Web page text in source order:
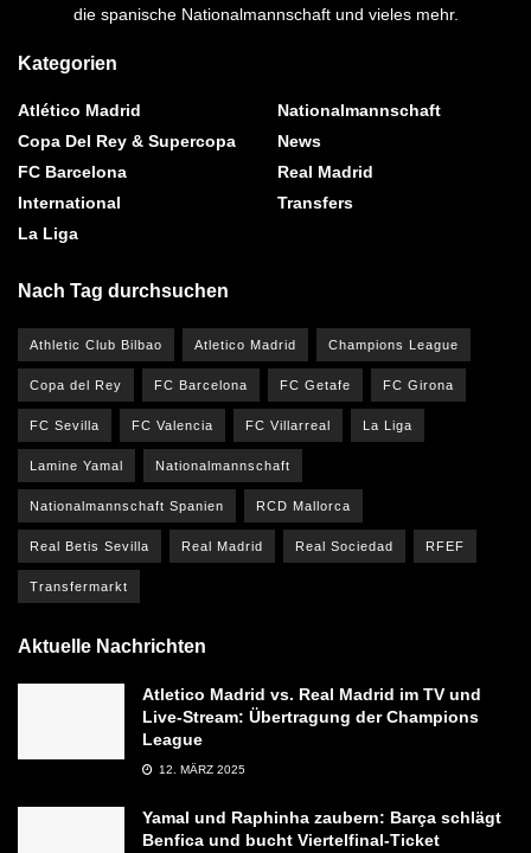
die spanische Nationalmannschaft und vieles mehr.
Kategorien
Atlético Madrid
Copa Del Rey & Supercopa
FC Barcelona
International
La Liga
Nationalmannschaft
News
Real Madrid
Transfers
Nach Tag durchsuchen
Athletic Club Bilbao Atletico Madrid Champions League
Copa del Rey FC Barcelona FC Getafe FC Girona
FC Sevilla FC Valencia FC Villarreal La Liga
Lamine Yamal Nationalmannschaft
Nationalmannschaft Spanien RCD Mallorca
Real Betis Sevilla Real Madrid Real Sociedad RFEF
Transfermarkt
Aktuelle Nachrichten
Atletico Madrid vs. Real Madrid im TV und
Live-Stream: Übertragung der Champions
League
12. MÄRZ 2025
Yamal und Raphinha zaubern: Barça schlägt
Benfica und bucht Viertelfinal-Ticket